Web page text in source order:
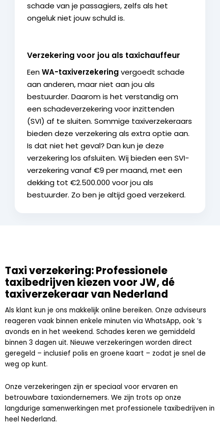
schade van je passagiers, zelfs als het
ongeluk niet jouw schuld is.
Verzekering voor jou als taxichauffeur
EenWA-taxiverzekering vergoedt schade
aan anderen, maar niet aan jou als
bestuurder. Daarom is het verstandig om
een schadeverzekering voor inzittenden
(SVI) af te sluiten. Sommige taxiverzekeraars
bieden deze verzekering als extra optie aan.
Is dat niet het geval? Dan kun je deze
verzekering los afsluiten. Wij bieden een SVI-
verzekering vanaf €9 per maand, met een
dekking tot €2.500.000 voor jou als
bestuurder. Zo ben je altijd goed verzekerd.
Taxi verzekering: Professionele
taxibedrijven kiezen voor JW, dé
taxiverzekeraar van Nederland
Als klant kun je ons makkelijk online bereiken. Onze adviseurs
reageren vaak binnen enkele minuten via WhatsApp, ook ’s
avonds en in het weekend. Schades keren we gemiddeld
binnen 3 dagen uit. Nieuwe verzekeringen worden direct
geregeld – inclusief polis en groene kaart – zodat je snel de
weg op kunt.
Onze verzekeringen zijn er speciaal voor ervaren en
betrouwbare taxiondernemers. We zijn trots op onze
langdurige samenwerkingen met professionele taxibedrijven in
heel Nederland.